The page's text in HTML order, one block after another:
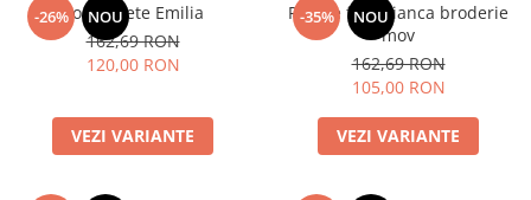
-26% NOU
Rochie fete Emilia
162,69 RON
120,00 RON
VEZI VARIANTE
-35% NOU
Rochie fete Bianca broderie
mov
162,69 RON
105,00 RON
VEZI VARIANTE